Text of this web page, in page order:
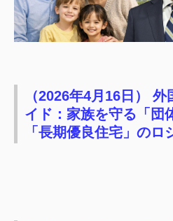
（2026年4月16日）
外
イド：家族を守る「団
「長期優良住宅」のロ